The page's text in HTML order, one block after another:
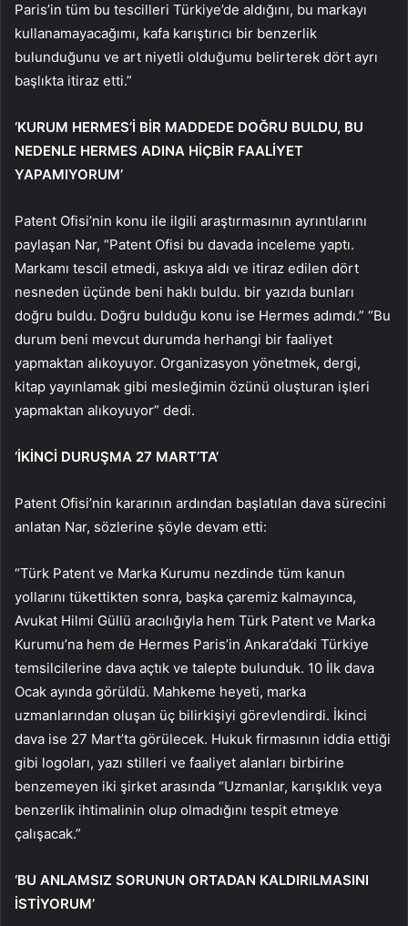
Paris’in tüm bu tescilleri Türkiye’de aldığını, bu markayı
kullanamayacağımı, kafa karıştırıcı bir benzerlik
bulunduğunu ve art niyetli olduğumu belirterek dört ayrı
başlıkta itiraz etti.”
‘KURUM HERMES’İ BİR MADDEDE DOĞRU BULDU, BU
NEDENLE HERMES ADINA HİÇBİR FAALİYET
YAPAMIYORUM’
Patent Ofisi’nin konu ile ilgili araştırmasının ayrıntılarını
paylaşan Nar, “Patent Ofisi bu davada inceleme yaptı.
Markamı tescil etmedi, askıya aldı ve itiraz edilen dört
nesneden üçünde beni haklı buldu. bir yazıda bunları
doğru buldu. Doğru bulduğu konu ise Hermes adımdı.” “Bu
durum beni mevcut durumda herhangi bir faaliyet
yapmaktan alıkoyuyor. Organizasyon yönetmek, dergi,
kitap yayınlamak gibi mesleğimin özünü oluşturan işleri
yapmaktan alıkoyuyor” dedi.
‘İKİNCİ DURUŞMA 27 MART’TA’
Patent Ofisi’nin kararının ardından başlatılan dava sürecini
anlatan Nar, sözlerine şöyle devam etti:
“Türk Patent ve Marka Kurumu nezdinde tüm kanun
yollarını tükettikten sonra, başka çaremiz kalmayınca,
Avukat Hilmi Güllü aracılığıyla hem Türk Patent ve Marka
Kurumu’na hem de Hermes Paris’in Ankara’daki Türkiye
temsilcilerine dava açtık ve talepte bulunduk. 10 İlk dava
Ocak ayında görüldü. Mahkeme heyeti, marka
uzmanlarından oluşan üç bilirkişiyi görevlendirdi. İkinci
dava ise 27 Mart’ta görülecek. Hukuk firmasının iddia ettiği
gibi logoları, yazı stilleri ve faaliyet alanları birbirine
benzemeyen iki şirket arasında “Uzmanlar, karışıklık veya
benzerlik ihtimalinin olup olmadığını tespit etmeye
çalışacak.”
‘BU ANLAMSIZ SORUNUN ORTADAN KALDIRILMASINI
İSTİYORUM’